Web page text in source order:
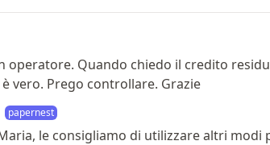
operatore. Quando chiedo il credito
vero. Prego controllare. Grazie
papernest
le consigliamo di utilizzare altri modi